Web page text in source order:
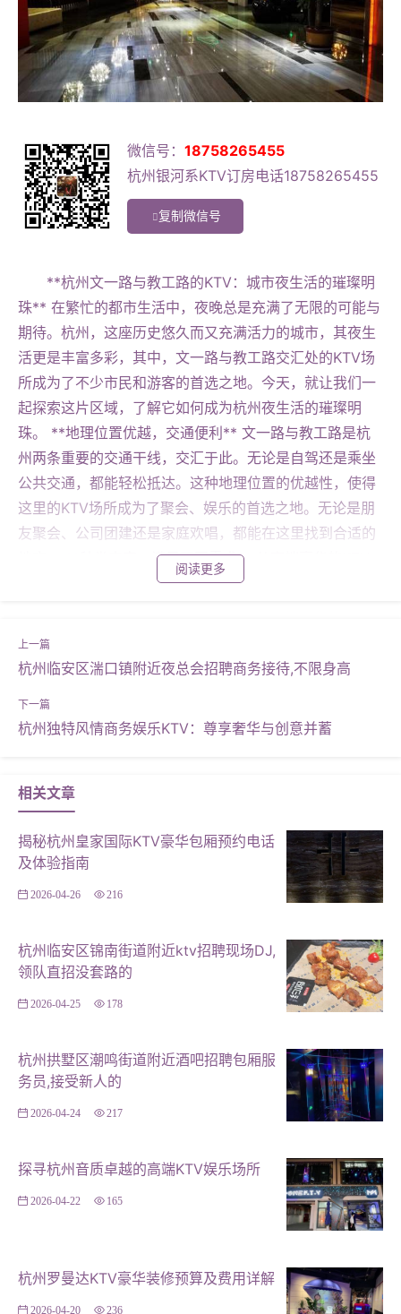
微信号： 18758265455
杭州银河系KTV订房电话18758265455
复制微信号
**杭州文一路与教工路的KTV：城市夜生活的璀璨明
珠** 在繁忙的都市生活中，夜晚总是充满了无限的可能与
期待。杭州，这座历史悠久而又充满活力的城市，其夜生
活更是丰富多彩，其中，文一路与教工路交汇处的KTV场
所成为了不少市民和游客的首选之地。今天，就让我们一
起探索这片区域，了解它如何成为杭州夜生活的璀璨明
珠。 **地理位置优越，交通便利** 文一路与教工路是杭
州两条重要的交通干线，交汇于此。无论是自驾还是乘坐
公共交通，都能轻松抵达。这种地理位置的优越性，使得
这里的KTV场所成为了聚会、娱乐的首选之地。无论是朋
友聚会、公司团建还是家庭欢唱，都能在这里找到合适的
地方。 **种类丰富，满足不同需求** 从高端豪华的KTV
到经济实惠的歌唱坊，文一路与教工路附近的KTV种类繁
吸引了众多追求高品质娱乐体验的顾客。而经济实惠的**
大市民的喜爱。 **特色活动，增添乐趣** 除了基本的唱
歌服务外，这些KTV场所还经常举办各种特色活动，如主
XX国际KTV**每周都会邀请知名歌手进行驻唱表演，吸引
了大量粉丝前来观看。而**YY歌唱坊**则经常举办各种主
题派对，如“复古风”、“动漫之夜”等，让顾客在唱歌的同时
也能感受到不同的文化氛围。 **案例分析：XX国际KTV的
成功之道** 以**XX国际KTV**为例，其成功之处在于不仅
心的服务。此外，该场所还注重品牌建设，通过各种渠道
进行宣传，提高了知名度和美誉度。正是这些努力，使得*
*XX国际KTV**在竞争激烈的市场中脱颖而出，成为杭州
V场所以其优越的地理位置、丰富的种类和特色的活动，
成为了城市夜生活的璀璨明珠。无论是追求高品质娱乐体
验的顾客，还是寻找经济实惠娱乐方式的市民，都能在这
聚会的人，不妨来这些场所体验一下，感受杭州夜生活的
阅读更多
杭州临安区湍口镇附近夜总会招聘商务接待,不限身高
杭州独特风情商务娱乐KTV：尊享奢华与创意并蓄
相关文章
揭秘杭州皇家国际KTV豪华包厢预约电话
及体验指南
2026-04-26 216
杭州临安区锦南街道附近ktv招聘现场DJ,
领队直招没套路的
2026-04-25 178
杭州拱墅区潮鸣街道附近酒吧招聘包厢服
务员,接受新人的
2026-04-24 217
探寻杭州音质卓越的高端KTV娱乐场所
2026-04-22 165
杭州罗曼达KTV豪华装修预算及费用详解
2026-04-20 236